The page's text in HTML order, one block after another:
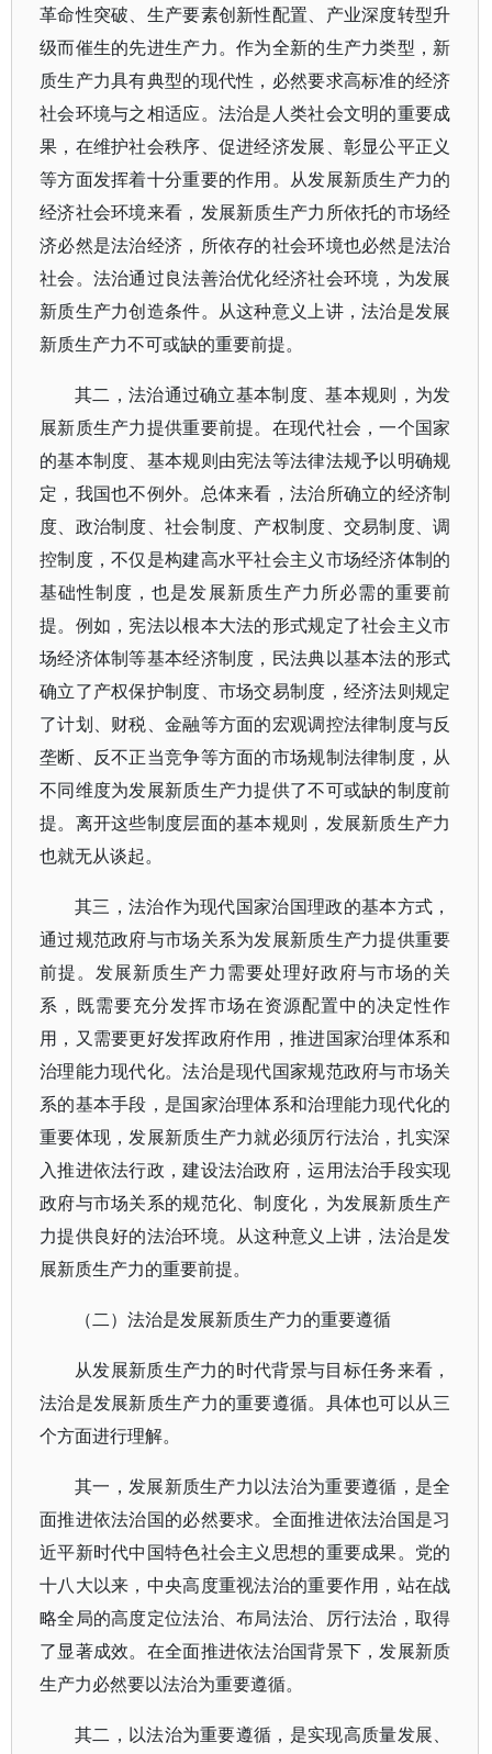
革命性突破、生产要素创新性配置、产业深度转型升
级而催生的先进生产力。作为全新的生产力类型，新
质生产力具有典型的现代性，必然要求高标准的经济
社会环境与之相适应。法治是人类社会文明的重要成
果，在维护社会秩序、促进经济发展、彰显公平正义
等方面发挥着十分重要的作用。从发展新质生产力的
经济社会环境来看，发展新质生产力所依托的市场经
济必然是法治经济，所依存的社会环境也必然是法治
社会。法治通过良法善治优化经济社会环境，为发展
新质生产力创造条件。从这种意义上讲，法治是发展
新质生产力不可或缺的重要前提。
其二，法治通过确立基本制度、基本规则，为发
展新质生产力提供重要前提。在现代社会，一个国家
的基本制度、基本规则由宪法等法律法规予以明确规
定，我国也不例外。总体来看，法治所确立的经济制
度、政治制度、社会制度、产权制度、交易制度、调
控制度，不仅是构建高水平社会主义市场经济体制的
基础性制度，也是发展新质生产力所必需的重要前
提。例如，宪法以根本大法的形式规定了社会主义市
场经济体制等基本经济制度，民法典以基本法的形式
确立了产权保护制度、市场交易制度，经济法则规定
了计划、财税、金融等方面的宏观调控法律制度与反
垄断、反不正当竞争等方面的市场规制法律制度，从
不同维度为发展新质生产力提供了不可或缺的制度前
提。离开这些制度层面的基本规则，发展新质生产力
也就无从谈起。
其三，法治作为现代国家治国理政的基本方式，
通过规范政府与市场关系为发展新质生产力提供重要
前提。发展新质生产力需要处理好政府与市场的关
系，既需要充分发挥市场在资源配置中的决定性作
用，又需要更好发挥政府作用，推进国家治理体系和
治理能力现代化。法治是现代国家规范政府与市场关
系的基本手段，是国家治理体系和治理能力现代化的
重要体现，发展新质生产力就必须厉行法治，扎实深
入推进依法行政，建设法治政府，运用法治手段实现
政府与市场关系的规范化、制度化，为发展新质生产
力提供良好的法治环境。从这种意义上讲，法治是发
展新质生产力的重要前提。
（二）法治是发展新质生产力的重要遵循
从发展新质生产力的时代背景与目标任务来看，
法治是发展新质生产力的重要遵循。具体也可以从三
个方面进行理解。
其一，发展新质生产力以法治为重要遵循，是全
面推进依法治国的必然要求。全面推进依法治国是习
近平新时代中国特色社会主义思想的重要成果。党的
十八大以来，中央高度重视法治的重要作用，站在战
略全局的高度定位法治、布局法治、厉行法治，取得
了显著成效。在全面推进依法治国背景下，发展新质
生产力必然要以法治为重要遵循。
其二，以法治为重要遵循，是实现高质量发展、